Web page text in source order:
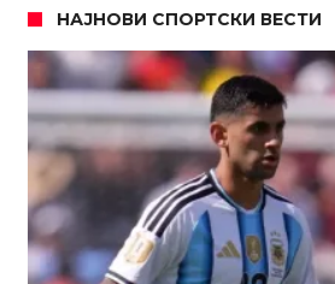
НАЈНОВИ СПОРТСКИ ВЕСТИ